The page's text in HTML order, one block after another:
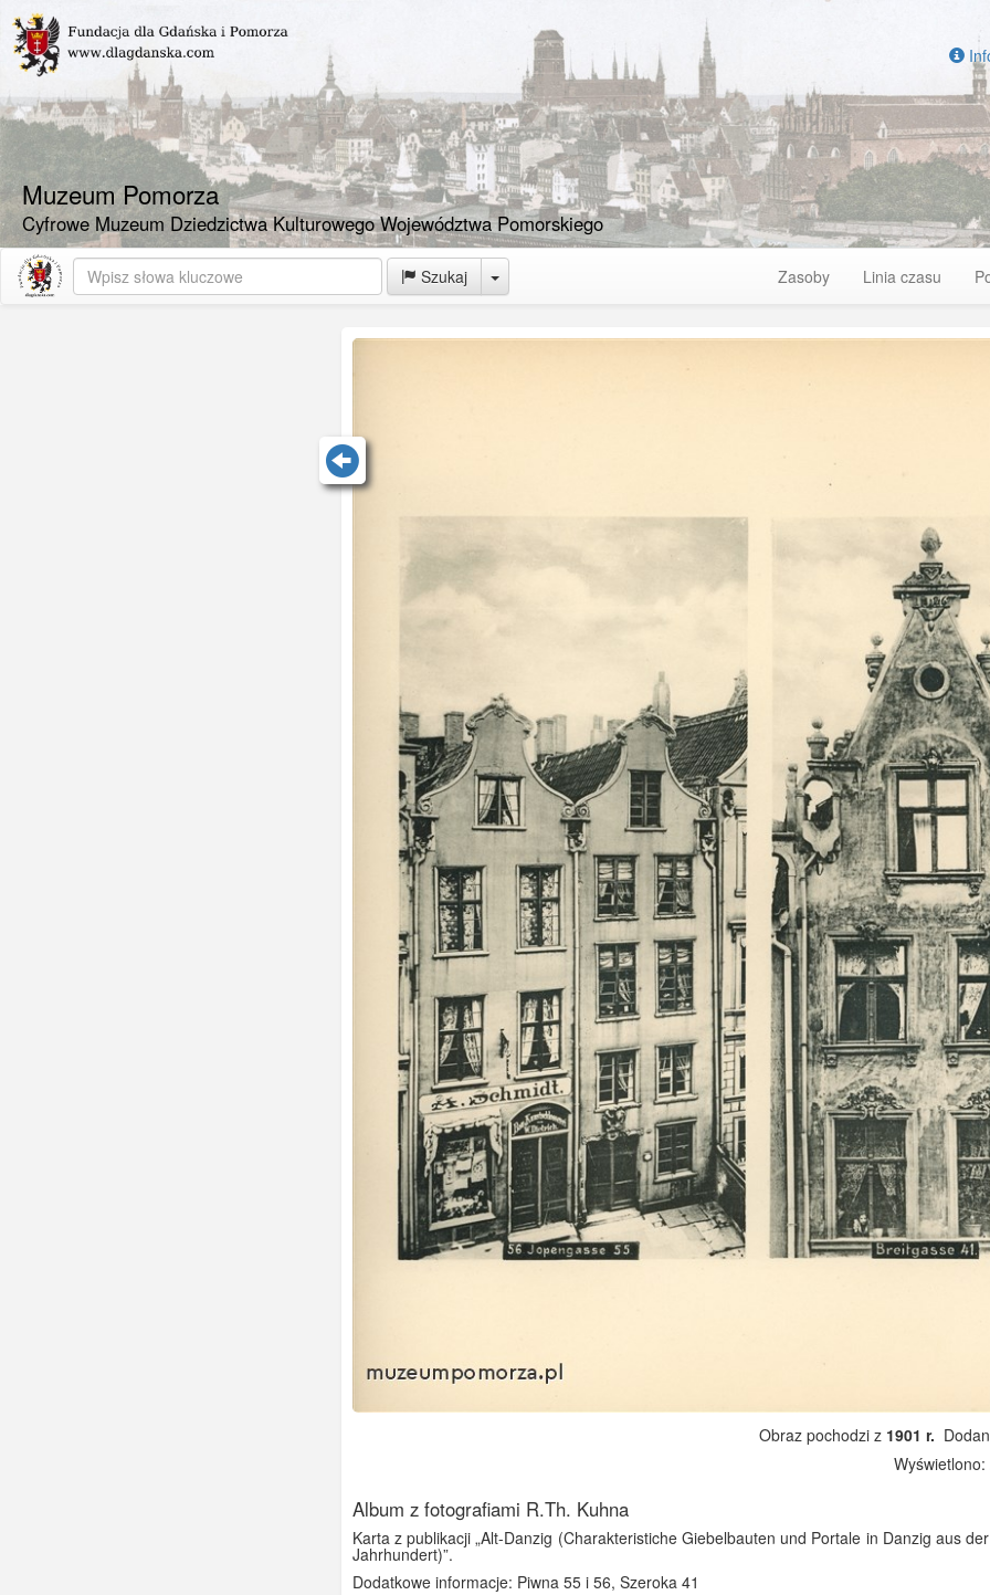
Muzeum Pomorza
Cyfrowe Muzeum Dziedzictwa Kulturowego Województwa Pomorskiego
Szukaj Toggle Dropdown Zasoby Linia czasu
Obraz pochodzi z 1901 r.
Album z fotografiami R.Th. Kuhna
Karta z publikacji „Alt-Danzig (Charakteristiche Giebelbauten und Portale in Danzig aus
Jahrhundert)”.
Dodatkowe informacje: Piwna 55 i 56, Szeroka 41